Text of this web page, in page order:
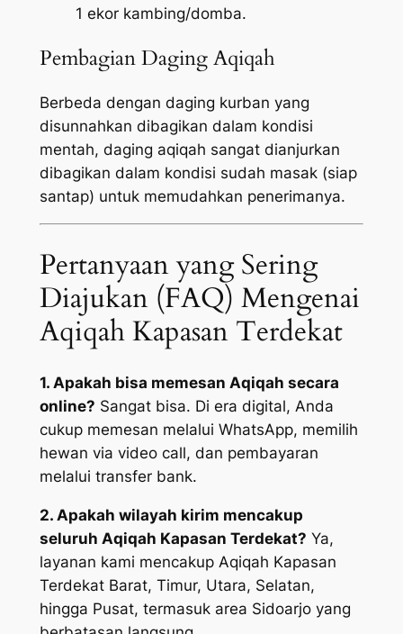
1 ekor kambing/domba.
Pembagian Daging Aqiqah
Berbeda dengan daging kurban yang
disunnahkan dibagikan dalam kondisi
mentah, daging aqiqah sangat dianjurkan
dibagikan dalam kondisi sudah masak (siap
santap) untuk memudahkan penerimanya.
Pertanyaan yang Sering
Diajukan (FAQ) Mengenai
Aqiqah Kapasan Terdekat
1. Apakah bisa memesan Aqiqah secara
online? Sangat bisa. Di era digital, Anda
cukup memesan melalui WhatsApp, memilih
hewan via video call, dan pembayaran
melalui transfer bank.
2. Apakah wilayah kirim mencakup
seluruh Aqiqah Kapasan Terdekat? Ya,
layanan kami mencakup Aqiqah Kapasan
Terdekat Barat, Timur, Utara, Selatan,
hingga Pusat, termasuk area Sidoarjo yang